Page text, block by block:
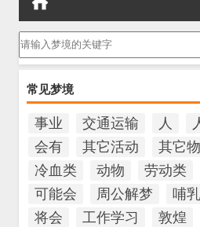
请输入梦境的关键字
常见梦境
事业 交通运输 人
会有
其它活动 其它
冷血类
动物 劳动类
可能会
周公解梦 哺
将会
工作学习 敦煌